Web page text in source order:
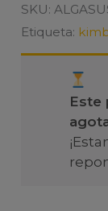
SKU:
Etiqueta:
Este